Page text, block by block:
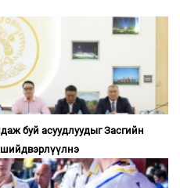
буй асуудлуудыг Засгийн
шийдвэрлүүлнэ